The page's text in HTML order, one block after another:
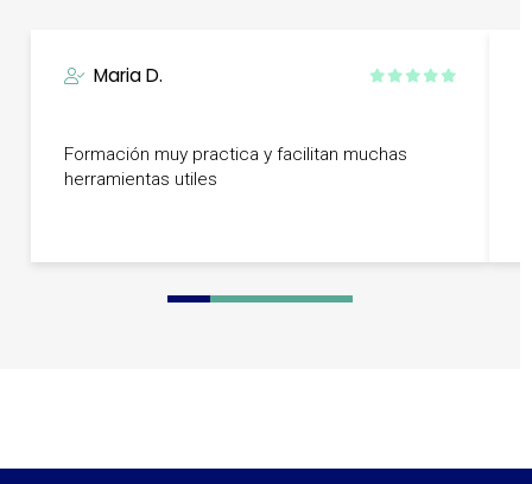
Maria D.
Formación muy practica y facilitan muchas
herramientas utiles
0 1 2 3 4 5 6 7 8 9 10